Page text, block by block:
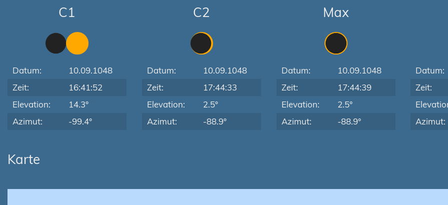
C1
Datum:
10.09.1048
Zeit:
16:41:52
Elevation:
14.3°
Azimut:
-99.4°
C2
Datum:
10.09.1048
Zeit:
17:44:33
Elevation:
2.5°
Azimut:
-88.9°
Max
Datum:
10.09.1048
Zeit:
17:44:39
Elevation:
2.5°
Azimut:
-88.9°
Datum:
Zeit:
Azimut:
Karte